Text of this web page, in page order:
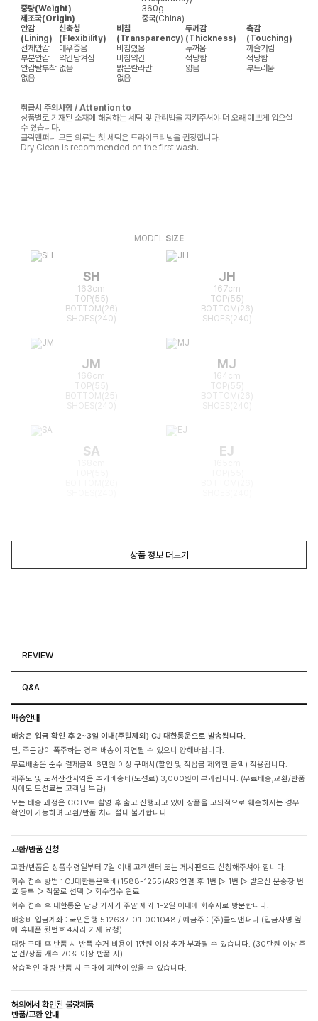
중량(Weight)
360g
제조국(Origin)
중국(China)
안감
(Lining)
신축성
(Flexibility)
비침
(Transparency)
두께감
(Thickness)
촉감
(Touching)
전체안감
매우좋음 비침있음 두꺼움
까슬거림
부분안감
약간당겨짐 비침약간 적당함
적당함
안감탈부착 없음 밝은칼라만 얇음
부드러움
없음
없음
취급시 주의사항 / Attention to
상품별로 기재된 소재에 해당하는 세탁 및 관리법을 지켜주셔야 더 오래 예쁘게 입으실
수 있습니다.
클릭앤퍼니 모든 의류는 첫 세탁은 드라이크리닝을 권장합니다.
Dry Clean is recommended on the first wash.
MODEL SIZE
SH
163cm
TOP(55)
BOTTOM(26)
SHOES(240)
JH
167cm
TOP(55)
BOTTOM(26)
SHOES(240)
JM
166cm
TOP(55)
BOTTOM(25)
MJ
164cm
TOP(55)
BOTTOM(26)
SA EJ
상품 정보 더보기
REVIEW
Q&A
배송안내
배송은 입금 확인 후 2~3일 이내(주말제외) CJ 대한통운으로 발송됩니다.
단, 주문량이 폭주하는 경우 배송이 지연될 수 있으니 양해바랍니다.
무료배송은 순수 결제금액 6만원 이상 구매시(할인 및 적립금 제외한 금액) 적용됩니다.
제주도 및 도서산간지역은 추가배송비(도선료) 3,000원이 부과됩니다. (무료배송,교환/반품
시에도 도선료는 고객님 부담)
모든 배송 과정은 CCTV로 촬영 후 출고 진행되고 있어 상품을 고의적으로 훼손하시는 경우
확인이 가능하며 교환/반품 처리 절대 불가합니다.
교환/반품 신청
교환/반품은 상품수령일부터 7일 이내 고객센터 또는 게시판으로 신청해주셔야 합니다.
회수 접수 방법 : CJ대한통운택배(1588-1255)ARS 연결 후 1번 ▷ 1번 ▷ 받으신 운송장 번
호 등록 ▷ 착불로 선택 ▷ 회수접수 완료
회수 접수 후 대한통운 담당 기사가 주말 제외 1-2일 이내에 회수지로 방문합니다.
배송비 입금계좌 : 국민은행 512637-01-001048 / 예금주 : (주)클릭앤퍼니 (입금자명 옆
에 휴대폰 뒷번호 4자리 기재 요청)
대량 구매 후 반품 시 반품 수거 비용이 1만원 이상 추가 부과될 수 있습니다. (30만원 이상 주
문건/상품 개수 70% 이상 반품 시)
상습적인 대량 반품 시 구매에 제한이 있을 수 있습니다.
해외에서 확인된 불량제품
반품/교환 안내